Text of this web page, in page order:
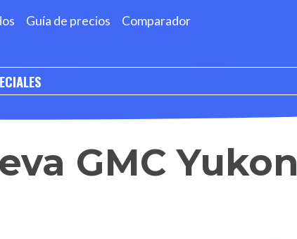
Guía de precios Comparador
GMC Yukon